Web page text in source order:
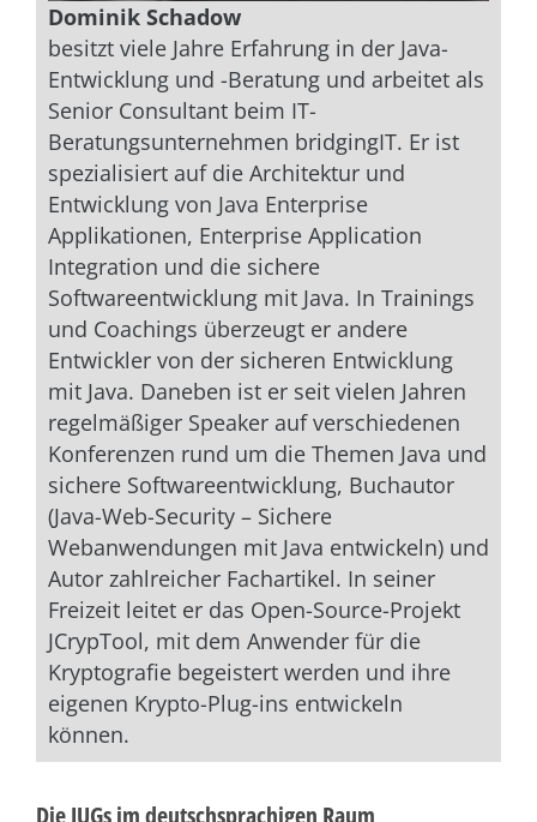
Dominik Schadow
besitzt viele Jahre Erfahrung in der Java-
Entwicklung und -Beratung und arbeitet als
Senior Consultant beim IT-
Beratungsunternehmen bridgingIT. Er ist
spezialisiert auf die Architektur und
Entwicklung von Java Enterprise
Applikationen, Enterprise Application
Integration und die sichere
Softwareentwicklung mit Java. In Trainings
und Coachings überzeugt er andere
Entwickler von der sicheren Entwicklung
mit Java. Daneben ist er seit vielen Jahren
regelmäßiger Speaker auf verschiedenen
Konferenzen rund um die Themen Java und
sichere Softwareentwicklung, Buchautor
(Java-Web-Security – Sichere
Webanwendungen mit Java entwickeln) und
Autor zahlreicher Fachartikel. In seiner
Freizeit leitet er das Open-Source-Projekt
JCrypTool, mit dem Anwender für die
Kryptografie begeistert werden und ihre
eigenen Krypto-Plug-ins entwickeln
können.
Die JUGs im deutschsprachigen Raum